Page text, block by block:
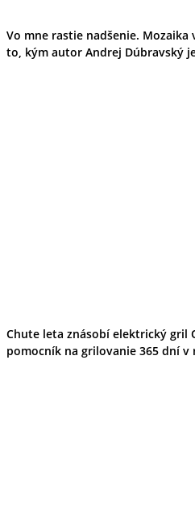
Vo mne rastie nadšenie.
to, kým autor Andrej Dúbravský
Chute leta znásobí elektrický gril
pomocník na grilovanie 365 dní v